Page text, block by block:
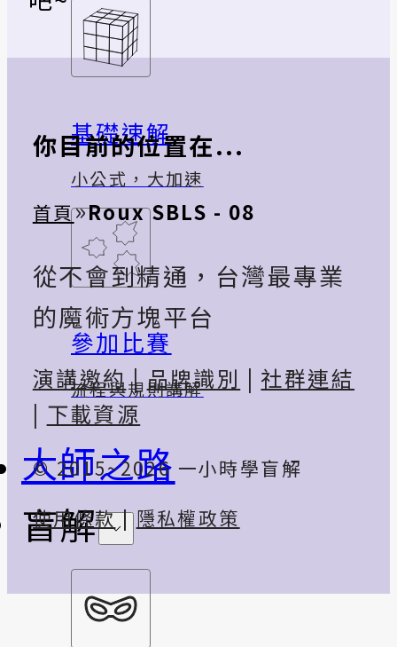
基礎速解
小公式，大加速
參加比賽
流程與規則講解
大師之路
盲解
你目前的位置在...
首頁»Roux SBLS - 08
從不會到精通，台灣最專業
的魔術方塊平台
演講邀約|品牌識別 | 社群連結
| 下載資源
© 2015~2026 一小時學盲解
使用條款|隱私權政策